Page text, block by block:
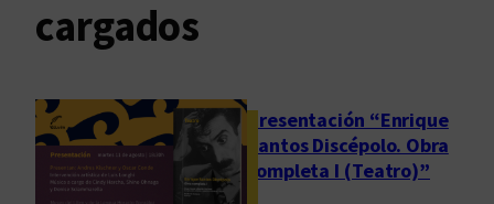
cargados
Presentación “Enrique
Santos Discépolo. Obra
completa I (Teatro)”